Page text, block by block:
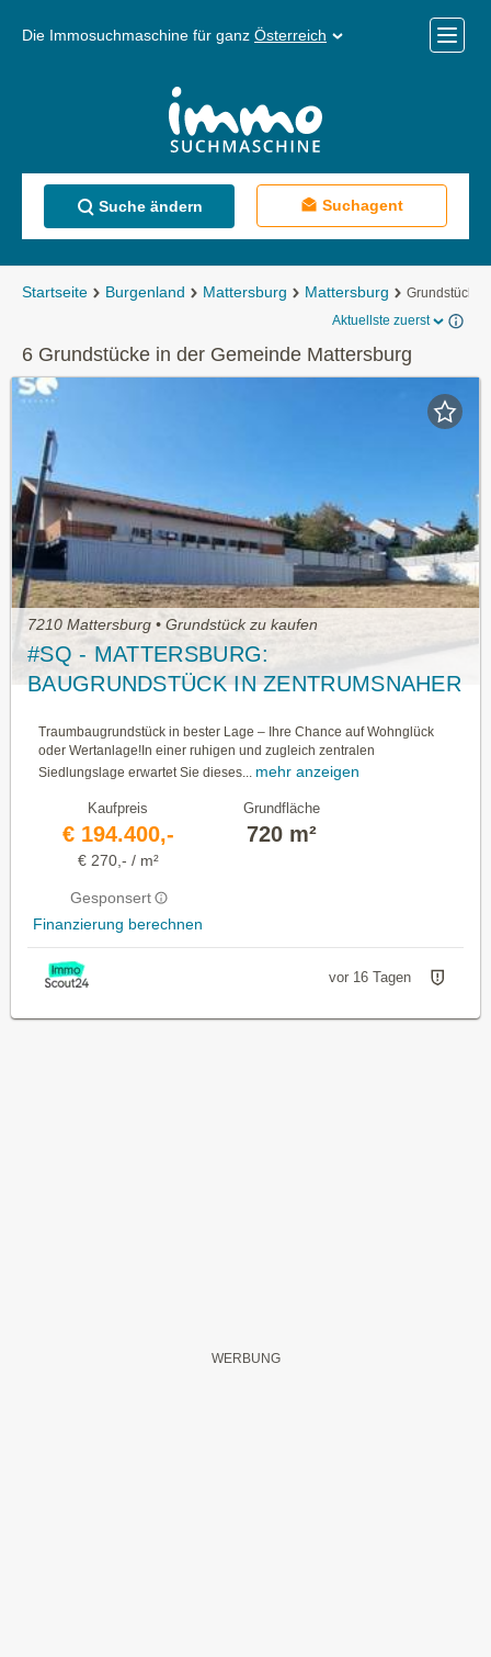
Die Immosuchmaschine für ganz Österreich
Menü
Suche ändern Suchagent
Startseite Burgenland Mattersburg Mattersburg
Grundstücke
Aktuellste zuerst
6 Grundstücke in der Gemeinde Mattersburg
7210 Mattersburg • Grundstück zu kaufen
#SQ - MATTERSBURG:
BAUGRUNDSTÜCK IN ZENTRUMSNAHER
Traumbaugrundstück in bester Lage – Ihre Chance auf Wohnglück
oder Wertanlage!In einer ruhigen und zugleich zentralen
Siedlungslage erwartet Sie dieses...
mehr anzeigen
Kaufpreis
€ 194.400,-
€ 270,- / m²
Gesponsert
Finanzierung berechnen
Grundfläche
720 m²
vor 16 Tagen